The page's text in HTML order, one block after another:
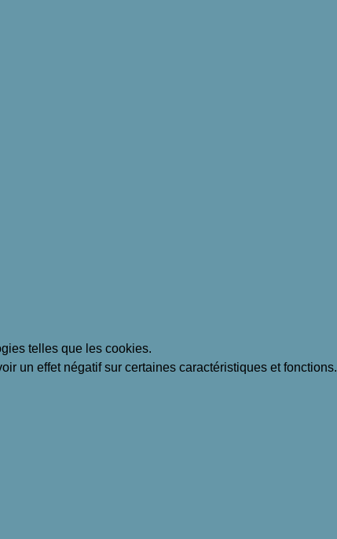
telles que les cookies.
un effet négatif sur certaines caractéristiques et fonctions.